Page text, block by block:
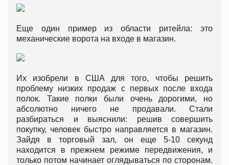
Еще один пример из области ритейла: это
механические ворота на входе в магазин.
Их изобрели в США для того, чтобы решить
проблему низких продаж с первых после входа
полок. Такие полки были очень дорогими, но
абсолютно ничего не продавали. Стали
разбираться и выяснили: решив совершить
покупку, человек быстро направляется в магазин.
Зайдя в торговый зал, он еще 5-10 секунд
находится в прежнем режиме передвижения, и
только потом начинает оглядываться по сторонам.